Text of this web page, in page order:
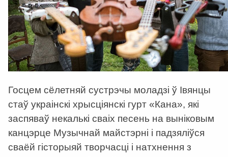
Госцем сёлетняй сустрэчы моладзі ў Івянцы
стаў украінскі хрысціянскі гурт «Кана», які
заспяваў некалькі сваіх песень на выніковым
канцэрце Музычнай майстэрні і падзяліўся
сваёй гісторыяй творчасці і натхнення з